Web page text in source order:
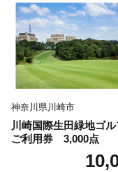
神奈川県川崎市
川崎国際生田緑地ゴ
ご利用券 3,000点